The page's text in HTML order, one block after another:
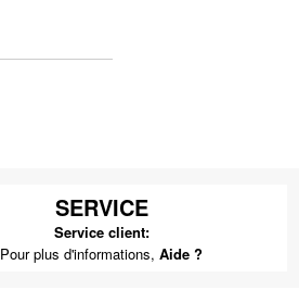
SERVICE
Service client:
Pour plus d'informations, Aide ?